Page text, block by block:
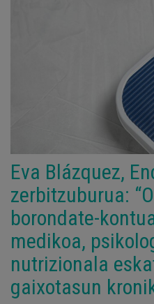
Eva Blázquez,
zerbitzuburua:
borondate-
medikoa,
nutrizionala
gaixotasun